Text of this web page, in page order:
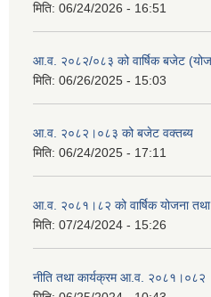
मिति: 06/24/2026 - 16:51
आ.व. २०८२/०८३ को वार्षिक बजेट
मिति: 06/26/2025 - 15:03
आ.व. २०८२।०८३ को बजेट वक्तब्य
मिति: 06/24/2025 - 17:11
आ.व. २०८१।८२ को वार्षिक योजना
मिति: 07/24/2024 - 15:26
नीति तथा कार्यक्रम आ.व. २०८१।०८२